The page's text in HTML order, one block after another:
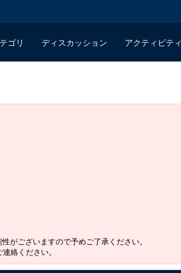
ゴリ ディスカッション アクティビティ
がございますので予めご了承ください。
絡ください。